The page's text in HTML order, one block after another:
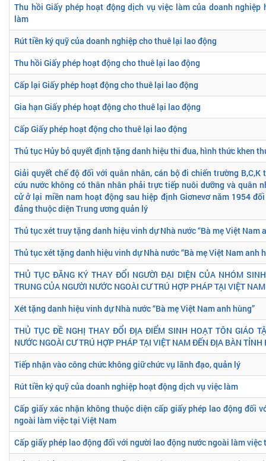
Thu hồi Giấy phép hoạt động dịch vụ việc làm của doanh nghiệp
làm
Rút tiền ký quỹ của doanh nghiệp cho thuê lại lao động
Thu hồi Giấy phép hoạt động cho thuê lại lao động
Cấp lại Giấy phép hoạt động cho thuê lại lao động
Gia hạn Giấy phép hoạt động cho thuê lại lao động
Cấp Giấy phép hoạt động cho thuê lại lao động
Thủ tục Hủy bỏ quyết định tặng danh hiệu thi đua, hình thức khen
Giải quyết chế độ đối với quân nhân, cán bộ đi chiến trường
cứu nước không có thân nhân phải trực tiếp nuôi dưỡng và quân
cử ở lại miền nam hoạt động sau hiệp định Giơnevơ năm 1954
đảng thuộc diện Trung ương quản lý
Thủ tục xét truy tặng danh hiệu vinh dự Nhà nước “Bà mẹ Việt Nam
Thủ tục xét tặng danh hiệu vinh dự Nhà nước “Bà mẹ Việt Nam anh
THỦ TỤC ĐĂNG KÝ THAY ĐỔI NGƯỜI ĐẠI DIỆN CỦA NHÓM
TRUNG CỦA NGƯỜI NƯỚC NGOÀI CƯ TRÚ HỢP PHÁP TẠI VIỆT
Xét tặng danh hiệu vinh dự Nhà nước “Bà mẹ Việt Nam anh hùng”
THỦ TỤC ĐỀ NGHỊ THAY ĐỔI ĐỊA ĐIỂM SINH HOẠT TÔN GIÁO
NƯỚC NGOÀI CƯ TRÚ HỢP PHÁP TẠI VIỆT NAM ĐẾN ĐỊA BÀN
Tiếp nhận vào công chức không giữ chức vụ lãnh đạo, quản lý
Rút tiền ký quỹ của doanh nghiệp hoạt động dịch vụ việc làm
Cấp giấy xác nhận không thuộc diện cấp giấy phép lao động đối
ngoài làm việc tại Việt Nam
Cấp giấy phép lao động đối với người lao động nước ngoài làm việc